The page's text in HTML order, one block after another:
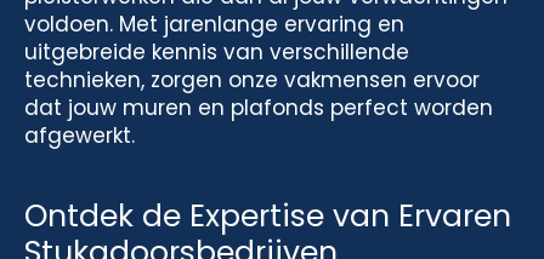
voldoen. Met jarenlange ervaring en
uitgebreide kennis van verschillende
technieken, zorgen onze vakmensen ervoor
dat jouw muren en plafonds perfect worden
afgewerkt.
Ontdek de Expertise van Ervaren